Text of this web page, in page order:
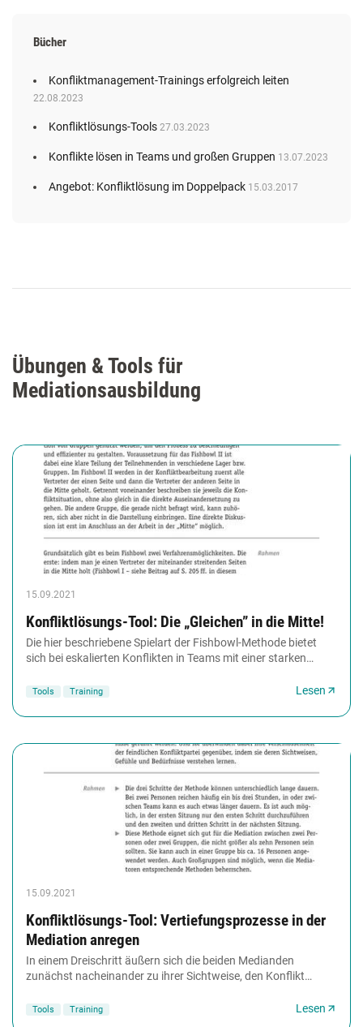
Bücher
Konfliktmanagement-Trainings erfolgreich leiten
22.08.2023
Konfliktlösungs-Tools 27.03.2023
Konflikte lösen in Teams und großen Gruppen 13.07.2023
Angebot: Konfliktlösung im Doppelpack 15.03.2017
Übungen & Tools für
Mediationsausbildung
15.09.2021
Konfliktlösungs-Tool: Die „Gleichen” in die Mitte!
Die hier beschriebene Spielart der Fishbowl-Methode bietet
sich bei eskalierten Konflikten in Teams mit einer starken
Tools Training Lesen
15.09.2021
Konfliktlösungs-Tool: Vertiefungsprozesse in der
Mediation anregen
In einem Dreischritt äußern sich die beiden Medianden
zunächst nacheinander zu ihrer Sichtweise, den Konflikt
Tools Training Lesen